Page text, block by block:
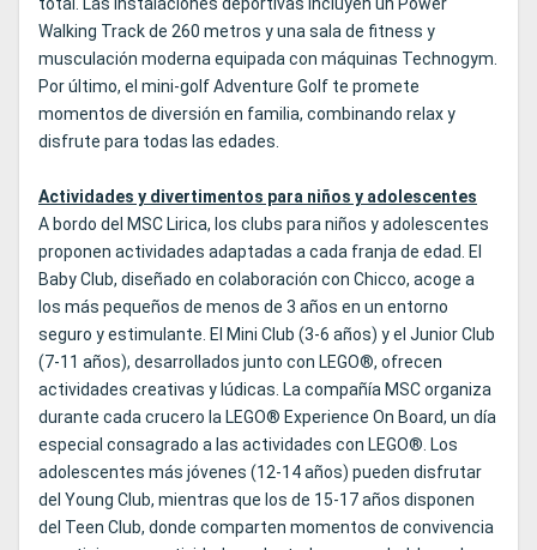
total. Las instalaciones deportivas incluyen un Power
Walking Track de 260 metros y una sala de fitness y
musculación moderna equipada con máquinas Technogym.
Por último, el mini-golf Adventure Golf te promete
momentos de diversión en familia, combinando relax y
disfrute para todas las edades.
Actividades y divertimentos para niños y adolescentes
A bordo del MSC Lirica, los clubs para niños y adolescentes
proponen actividades adaptadas a cada franja de edad. El
Baby Club, diseñado en colaboración con Chicco, acoge a
los más pequeños de menos de 3 años en un entorno
seguro y estimulante. El Mini Club (3-6 años) y el Junior Club
(7-11 años), desarrollados junto con LEGO®, ofrecen
actividades creativas y lúdicas. La compañía MSC organiza
durante cada crucero la LEGO® Experience On Board, un día
especial consagrado a las actividades con LEGO®. Los
adolescentes más jóvenes (12-14 años) pueden disfrutar
del Young Club, mientras que los de 15-17 años disponen
del Teen Club, donde comparten momentos de convivencia